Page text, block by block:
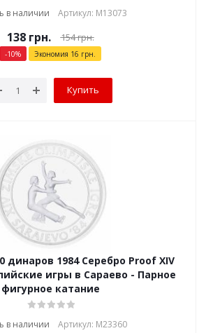
в наличии Артикул: М13073
138грн. 154грн.
-10% Экономия 16 грн.
Купить
динаров 1984 Серебро Proof XIV
игры в Сараево - Парное
фигурное катание
в наличии Артикул: М23360